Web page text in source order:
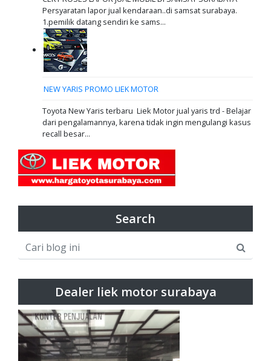
Persyaratan lapor jual kendaraan..di samsat surabaya.
1.pemilik datang sendiri ke sams...
NEW YARIS PROMO LIEK MOTOR
Toyota New Yaris terbaru Liek Motor jual yaris trd - Belajar
dari pengalamannya, karena tidak ingin mengulangi kasus
recall besar...
Search
Dealer liek motor surabaya